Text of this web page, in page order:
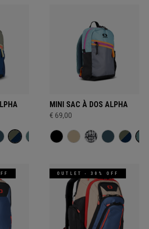
MINI SAC À DOS ALPHA
€ 69,00
OUTLET - 30% OFF